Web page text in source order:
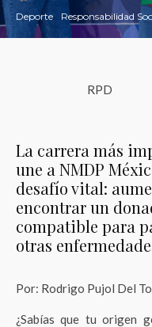
Deporte Responsabilidad
RPD
La carrera más
une a NMDP
desafío vital:
encontrar un
compatible para
otras
Por: Rodrigo Pujol Del
¿Sabías que tu origen